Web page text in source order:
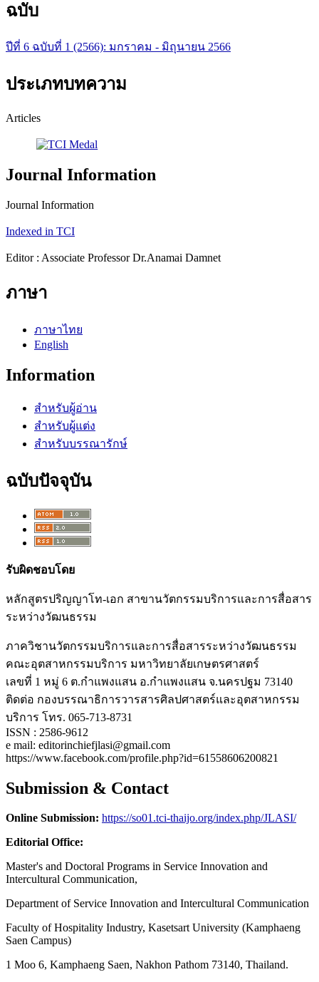
ฉบับ
ปีที่ 6 ฉบับที่ 1 (2566): มกราคม - มิถุนายน 2566
ประเภทบทความ
Articles
Journal Information
Journal Information
Indexed in TCI
Editor : Associate Professor Dr.Anamai Damnet
ภาษา
ภาษาไทย
English
Information
สำหรับผู้อ่าน
สำหรับผู้แต่ง
สำหรับบรรณารักษ์
ฉบับปัจจุบัน
รับผิดชอบโดย
หลักสูตรปริญญาโท-เอก สาขานวัตกรรมบริการและการสื่อสาร
ระหว่างวัฒนธรรม
ภาควิชานวัตกรรมบริการและการสื่อสารระหว่างวัฒนธรรม
คณะอุตสาหกรรมบริการ มหาวิทยาลัยเกษตรศาสตร์
เลขที่ 1 หมู่ 6 ต.กำแพงแสน อ.กำแพงแสน จ.นครปฐม 73140
ติดต่อ กองบรรณาธิการวารสารศิลปศาสตร์และอุตสาหกรรม
บริการ โทร. 065-713-8731
ISSN : 2586-9612
e mail: editorinchiefjlasi@gmail.com
https://www.facebook.com/profile.php?id=61558606200821
Submission & Contact
Online Submission: https://so01.tci-thaijo.org/index.php/JLASI/
Editorial Office:
Master's and Doctoral Programs in Service Innovation and
Intercultural Communication,
Department of Service Innovation and Intercultural Communication
Faculty of Hospitality Industry, Kasetsart University (Kamphaeng
Saen Campus)
1 Moo 6, Kamphaeng Saen, Nakhon Pathom 73140, Thailand.